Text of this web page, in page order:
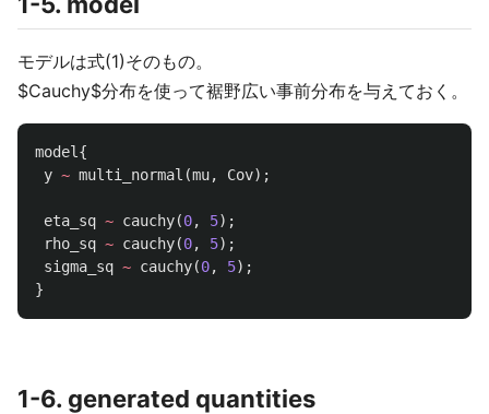
モデルは式(1)そのもの。
$Cauchy$分布を使って裾野広い事前分布を与えておく。
model {
y ~ multi_normal (mu, Cov);
eta_sq ~ cauchy(0, 5);
rho_sq ~ cauchy(0, 5);
sigma_sq ~ cauchy(0, 5);
}
1-6. generated quantities